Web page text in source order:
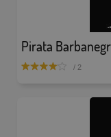
Pirata
/ 2